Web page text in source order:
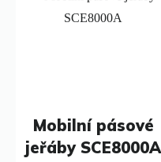
Mobilní pásové
jeřáby SCE8000A